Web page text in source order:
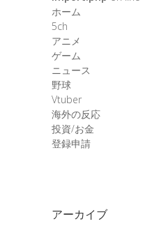
ホーム
5ch
アニメ
ゲーム
ニュース
野球
Vtuber
海外の反応
投資/お金
登録申請
アーカイブ